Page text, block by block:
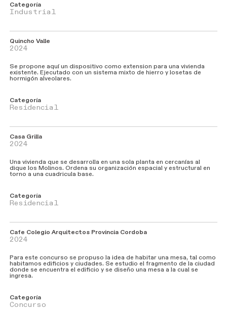
Categoría
Industrial
Quincho Valle
2024
Se propone aquí un dispositivo como extension para una vivienda
existente. Ejecutado con un sistema mixto de hierro y losetas de
hormigón alveolares.
Categoría
Residencial
Casa Grilla
2024
Una vivienda que se desarrolla en una sola planta en cercanías al
dique los Molinos. Ordena su organización espacial y estructural en
torno a una cuadricula base.
Categoría
Residencial
Cafe Colegio Arquitectos Provincia Cordoba
2024
Para este concurso se propuso la idea de habitar una mesa, tal como
habitamos edificios y ciudades. Se estudio el fragmento de la ciudad
donde se encuentra el edificio y se diseño una mesa a la cual se
ingresa.
Categoría
Concurso